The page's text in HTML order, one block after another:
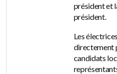
président et
président.
Les
directement
candidats